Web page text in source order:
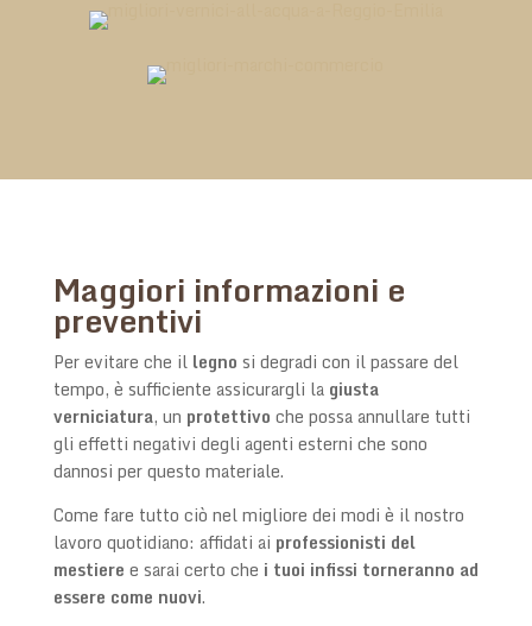
Maggiori informazioni e
preventivi
Per evitare che il legno si degradi con il passare del
tempo, è sufficiente assicurargli la giusta
verniciatura, un protettivo che possa annullare tutti
gli effetti negativi degli agenti esterni che sono
dannosi per questo materiale.
Come fare tutto ciò nel migliore dei modi è il nostro
lavoro quotidiano: affidati ai professionisti del
mestiere e sarai certo che i tuoi infissi torneranno ad
essere come nuovi.